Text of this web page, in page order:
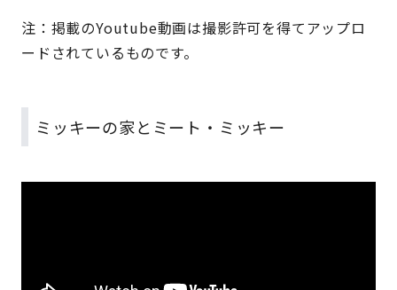
注：掲載のYoutube動画は撮影許可を得てアップロ
ードされているものです。
ミッキーの家とミート・ミッキー